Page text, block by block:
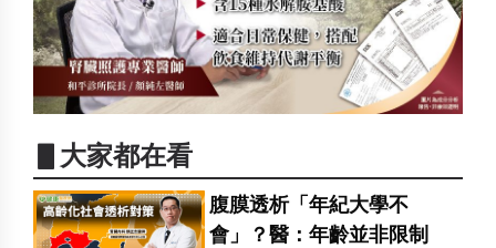
▋大家都在看
腹膜透析「年紀大學不
會」？醫：年齡並非限制